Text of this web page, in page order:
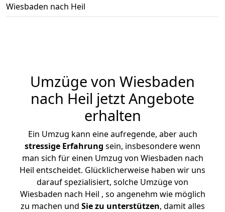
Wiesbaden nach Heil
Umzüge von Wiesbaden
nach Heil jetzt Angebote
erhalten
Ein Umzug kann eine aufregende, aber auch
stressige Erfahrung sein, insbesondere wenn
man sich für einen Umzug von Wiesbaden nach
Heil entscheidet. Glücklicherweise haben wir uns
darauf spezialisiert, solche Umzüge von
Wiesbaden nach Heil , so angenehm wie möglich
zu machen und Sie zu unterstützen, damit alles